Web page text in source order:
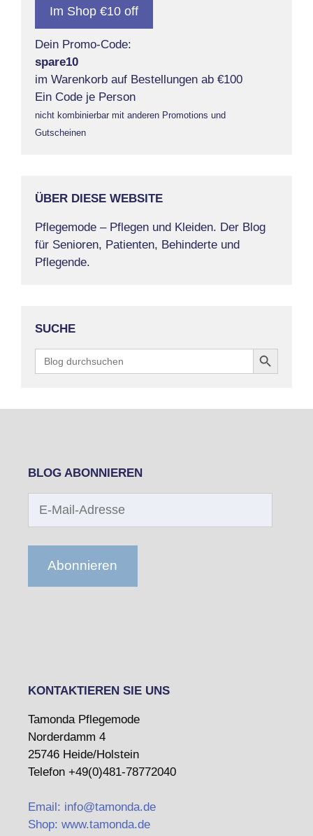
Im Shop €10 off
Dein Promo-Code:
spare10
im Warenkorb auf Bestellungen ab €100
Ein Code je Person
nicht kombinierbar mit anderen Promotions und
Gutscheinen
ÜBER DIESE WEBSITE
Pflegemode – Pflegen und Kleiden. Der Blog
für Senioren, Patienten, Behinderte und
Pflegende.
SUCHE
for:
Search Button
BLOG ABONNIEREN
Mail-
Abonnieren
KONTAKTIEREN SIE UNS
Tamonda Pflegemode
Norderdamm 4
25746 Heide/Holstein
Telefon +49(0)481-78772040
Email: info@tamonda.de
Shop: www.tamonda.de